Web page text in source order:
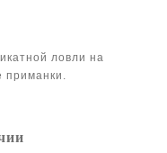
ловли на
приманки.